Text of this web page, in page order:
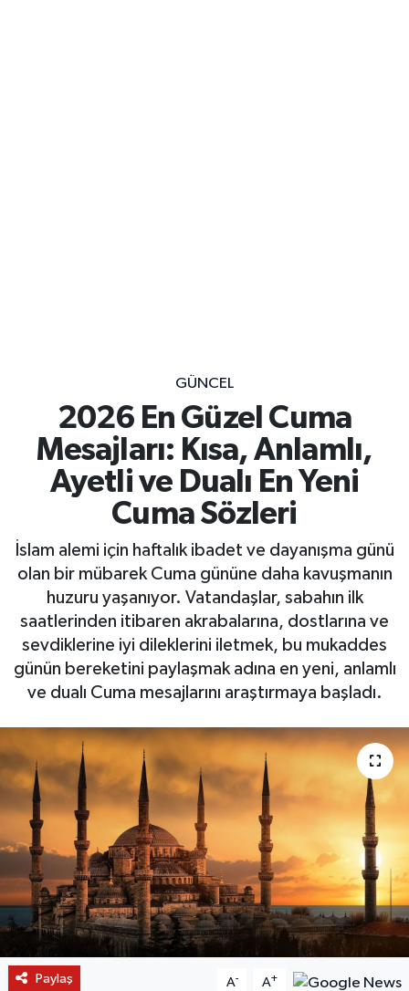
GÜNCEL
2026 En Güzel Cuma
Mesajları: Kısa, Anlamlı,
Ayetli ve Dualı En Yeni
Cuma Sözleri
İslam alemi için haftalık ibadet ve dayanışma günü
olan bir mübarek Cuma gününe daha kavuşmanın
huzuru yaşanıyor. Vatandaşlar, sabahın ilk
saatlerinden itibaren akrabalarına, dostlarına ve
sevdiklerine iyi dileklerini iletmek, bu mukaddes
günün bereketini paylaşmak adına en yeni, anlamlı
ve dualı Cuma mesajlarını araştırmaya başladı.
Paylaş A- A+